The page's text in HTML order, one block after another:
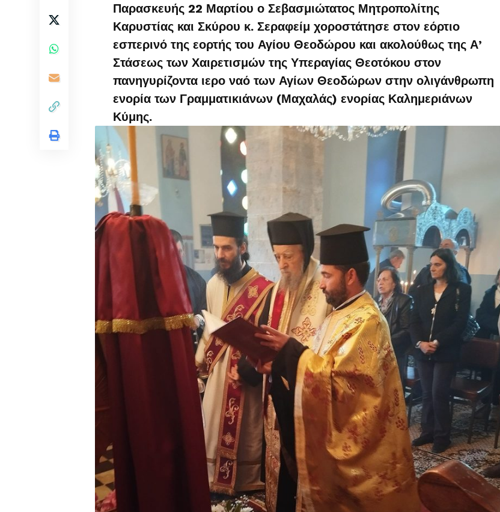
Παρασκευής 22 Μαρτίου ο Σεβασμιώτατος Μητροπολίτης
Καρυστίας και Σκύρου κ. Σεραφείμ χοροστάτησε στον εόρτιο
εσπερινό της εορτής του Αγίου Θεοδώρου και ακολούθως της Α’
Στάσεως των Χαιρετισμών της Υπεραγίας Θεοτόκου στον
πανηγυρίζοντα ιερο ναό των Αγίων Θεοδώρων στην ολιγάνθρωπη
ενορία των Γραμματικιάνων (Μαχαλάς) ενορίας Καλημεριάνων
Κύμης.